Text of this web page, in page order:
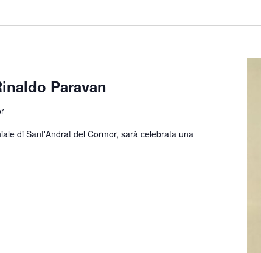
Paravan
di Sant'Andrat del Cormor, sarà celebrata una